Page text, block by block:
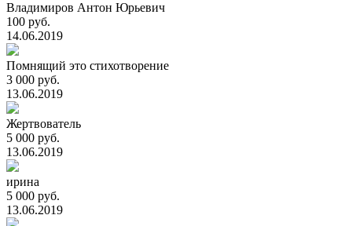
Владимиров Антон Юрьевич
100 руб.
14.06.2019
Помнящий это стихотворение
3 000 руб.
13.06.2019
Жертвователь
5 000 руб.
13.06.2019
ирина
5 000 руб.
13.06.2019